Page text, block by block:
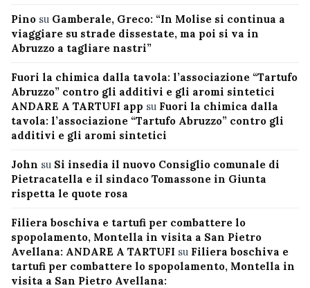
Pino su Gamberale, Greco: “In Molise si continua a
viaggiare su strade dissestate, ma poi si va in
Abruzzo a tagliare nastri”
Fuori la chimica dalla tavola: l’associazione “Tartufo
Abruzzo” contro gli additivi e gli aromi sintetici
ANDARE A TARTUFI app su Fuori la chimica dalla
tavola: l’associazione “Tartufo Abruzzo” contro gli
additivi e gli aromi sintetici
John su Si insedia il nuovo Consiglio comunale di
Pietracatella e il sindaco Tomassone in Giunta
rispetta le quote rosa
Filiera boschiva e tartufi per combattere lo
spopolamento, Montella in visita a San Pietro
Avellana: ANDARE A TARTUFI su Filiera boschiva e
tartufi per combattere lo spopolamento, Montella in
visita a San Pietro Avellana: